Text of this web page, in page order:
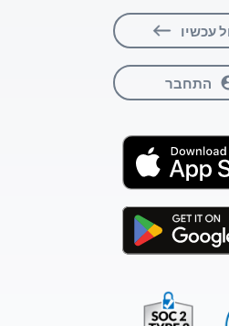
עכשיו
התחבר